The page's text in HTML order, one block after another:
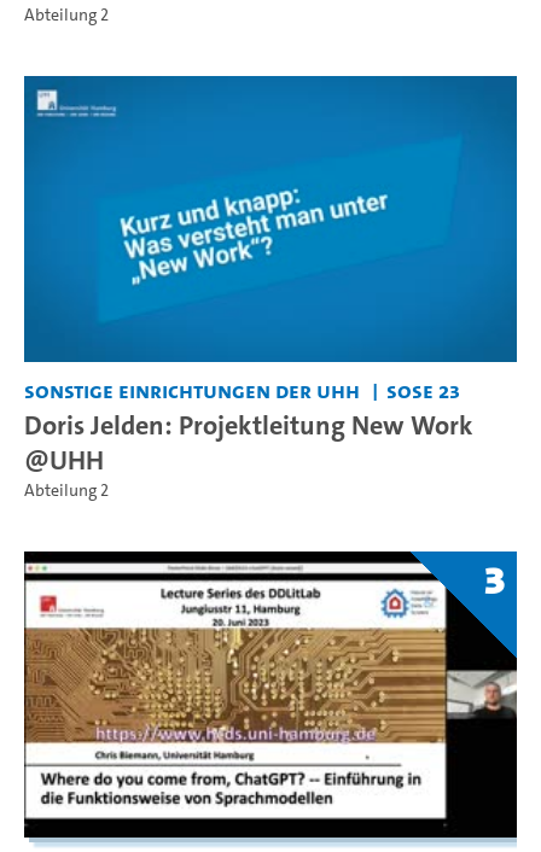
Abteilung 2
Sonstige Einrichtungen der UHH SoSe 23
Doris Jelden: Projektleitung New Work
@UHH
Abteilung 2
3